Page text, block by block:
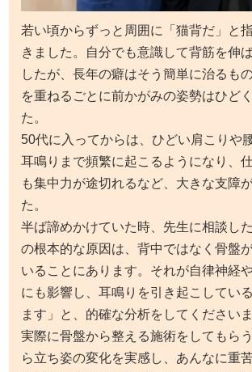
若い頃からずっと周囲に「猫背だ」と
きました。自分でも意識して背筋を伸
したが、長年の癖はそう簡単に治るも
を重ねるごとに前かがみの姿勢はひど
た。
50代に入ってからは、ひどい肩こりや
耳鳴りまで頻繁に起こるようになり、
も集中力が途切れるなど、大きな支障
た。
半ば諦めかけていた時、先生に相談し
の根本的な原因は、背中ではなく骨盤
いることにあります。それが自律神経
にも影響し、耳鳴りを引き起こしてい
ます」と、的確な分析をしてくださいま
実際に骨盤から整える施術をしてもら
ら立ち姿の変化を実感し、あんなに重